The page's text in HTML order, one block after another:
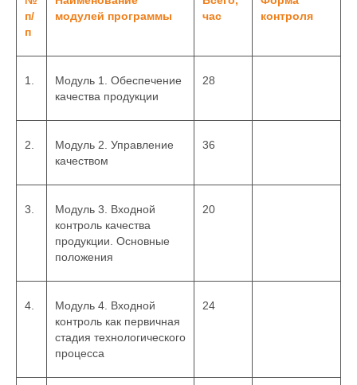
п/
п
модулей программы
час
контроля
1.
Модуль 1. Обеспечение
качества продукции
28
2.
Модуль 2. Управление
качеством
36
3.
Модуль 3. Входной
контроль качества
продукции. Основные
положения
20
4.
Модуль 4. Входной
контроль как первичная
стадия технологического
процесса
24